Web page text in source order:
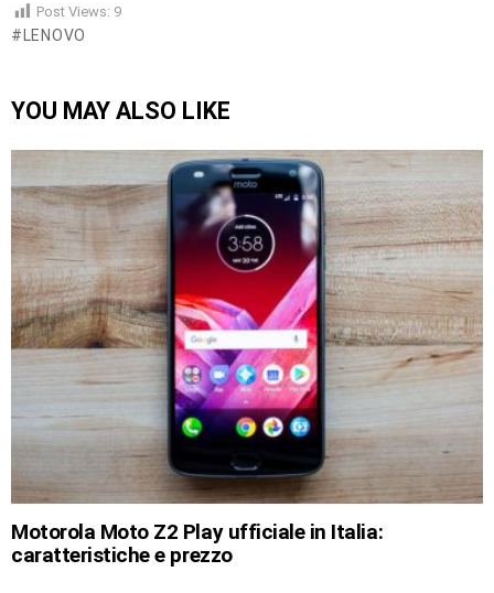
Post Views: 9
LENOVO
YOU MAY ALSO LIKE
Motorola Moto Z2 Play ufficiale in Italia:
caratteristiche e prezzo